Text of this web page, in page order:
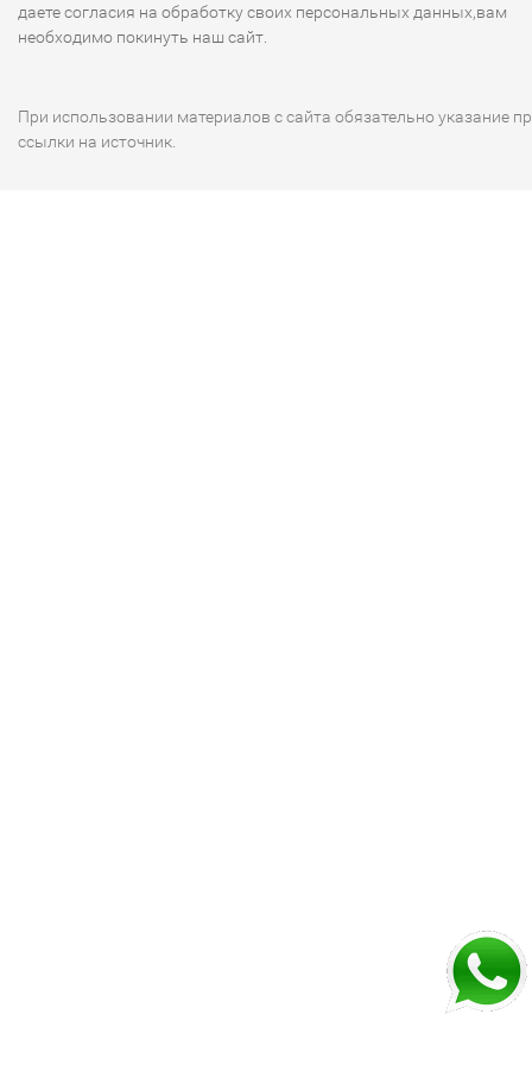
даете согласия на обработку своих персональных данных,вам
необходимо покинуть наш сайт.
При использовании материалов с сайта обязательно указание
ссылки на источник.